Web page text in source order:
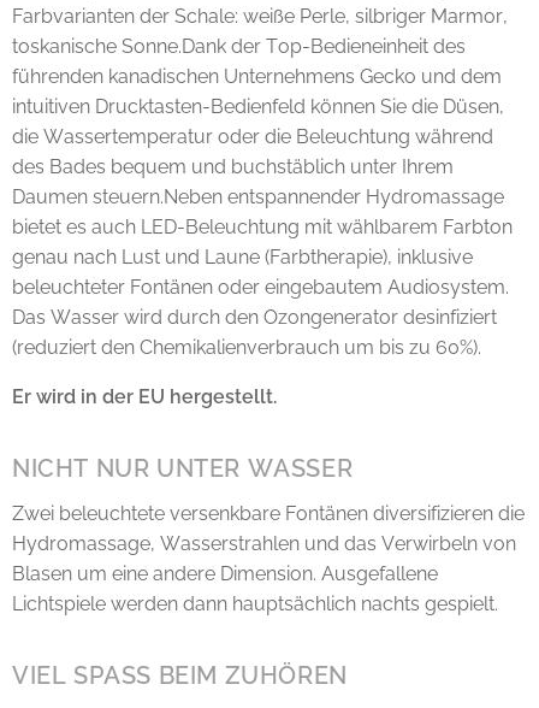
Farbvarianten der Schale: weiße Perle, silbriger Marmor,
toskanische Sonne.Dank der Top-Bedieneinheit des
führenden kanadischen Unternehmens Gecko und dem
intuitiven Drucktasten-Bedienfeld können Sie die Düsen,
die Wassertemperatur oder die Beleuchtung während
des Bades bequem und buchstäblich unter Ihrem
Daumen steuern.Neben entspannender Hydromassage
bietet es auch LED-Beleuchtung mit wählbarem Farbton
genau nach Lust und Laune (Farbtherapie), inklusive
beleuchteter Fontänen oder eingebautem Audiosystem.
Das Wasser wird durch den Ozongenerator desinfiziert
(reduziert den Chemikalienverbrauch um bis zu 60%).
Er wird in der EU hergestellt.
NICHT NUR UNTER WASSER
Zwei beleuchtete versenkbare Fontänen diversifizieren die
Hydromassage, Wasserstrahlen und das Verwirbeln von
Blasen um eine andere Dimension. Ausgefallene
Lichtspiele werden dann hauptsächlich nachts gespielt.
VIEL SPASS BEIM ZUHÖREN